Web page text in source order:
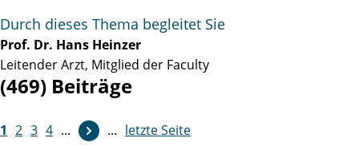
Durch dieses Thema begleitet Sie
Prof. Dr. Hans Heinzer
Leitender Arzt, Mitglied der Faculty
(469) Beiträge
1 2 3 4 ... ... letzte Seite